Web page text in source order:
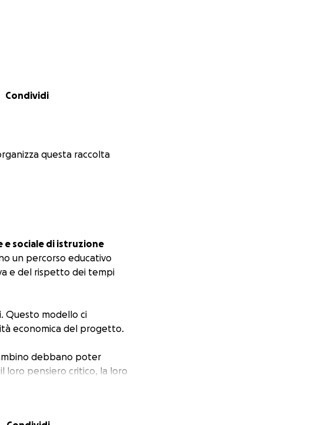
Condividi
organizza questa raccolta
sociale di istruzione
un percorso educativo
e del rispetto dei tempi
Questo modello ci
economica del progetto.
debbano poter
loro pensiero critico, la loro
pedagogia viva senza